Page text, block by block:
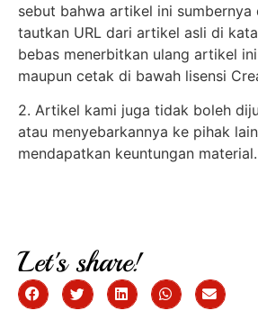
sebut bahwa artikel ini sumbernya
tautkan URL dari artikel asli di kata
bebas menerbitkan ulang artikel
maupun cetak di bawah lisensi
2. Artikel kami juga tidak boleh
atau menyebarkannya ke pihak
mendapatkan keuntungan material.
Let's share!